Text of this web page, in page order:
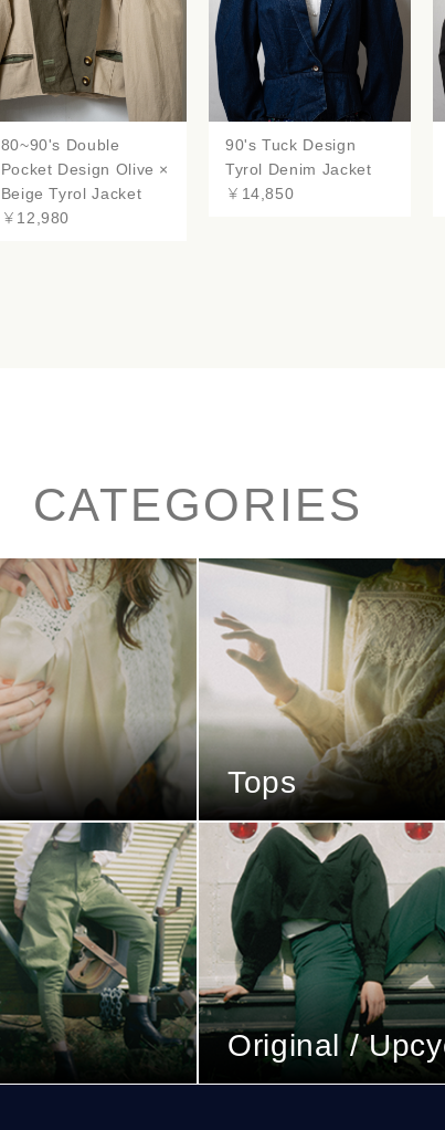
80~90's Double
Pocket Design Olive ×
Beige Tyrol Jacket
￥12,980
90's Tuck Design
Tyrol Denim Jacket
￥14,850
CATEGORIES
Tops
Original /